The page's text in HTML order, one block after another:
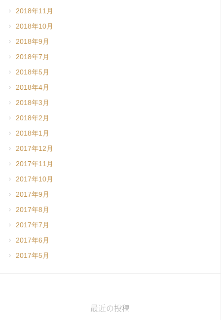
2018年11月
2018年10月
2018年9月
2018年7月
2018年5月
2018年4月
2018年3月
2018年2月
2018年1月
2017年12月
2017年11月
2017年10月
2017年9月
2017年8月
2017年7月
2017年6月
2017年5月
最近の投稿